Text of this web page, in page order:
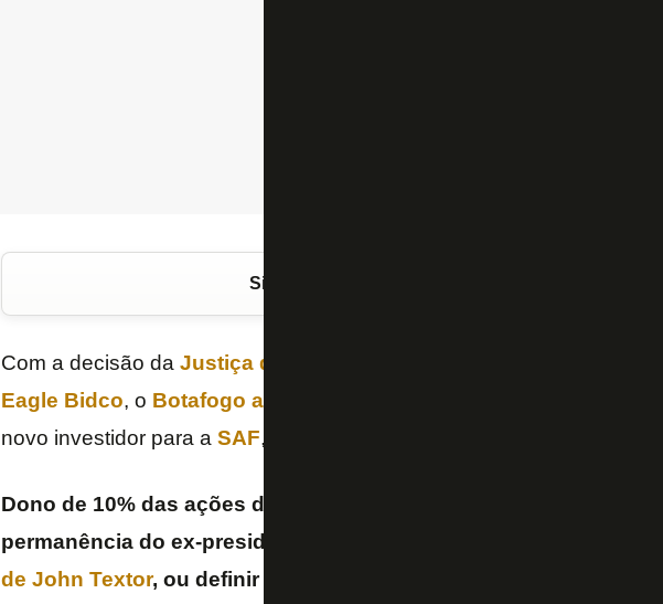
Siga o FogãoNET
Com a decisão da Justiça do Rio de Janeiro
Eagle Bidco, o Botafogo associativo
novo investidor para a SAF, informa o jornal “O Globo” na noite
Dono de 10% das ações da SAF, o social poderá votar em até
permanência do ex-presidente
de John Textor, ou definir um novo nome para o cargo. O